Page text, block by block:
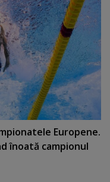
Europene.
înoată campionul